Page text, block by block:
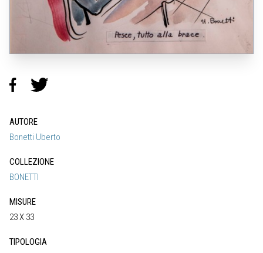
AUTORE
Bonetti Uberto
COLLEZIONE
BONETTI
MISURE
23 X 33
TIPOLOGIA